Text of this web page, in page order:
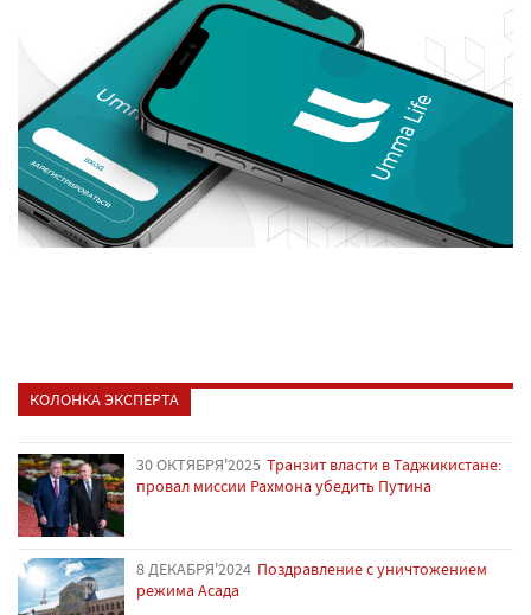
КОЛОНКА ЭКСПЕРТА
30 ОКТЯБРЯ'2025 Транзит власти в Таджикистане:
провал миссии Рахмона убедить Путина
8 ДЕКАБРЯ'2024 Поздравление с уничтожением
режима Асада